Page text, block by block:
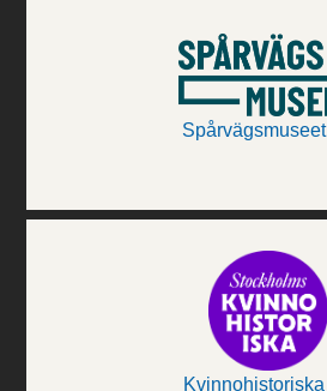
Spårvägsmuseet
Kvinnohistoriska